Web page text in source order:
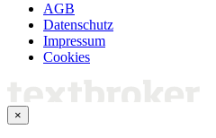
AGB
Datenschutz
Impressum
Cookies
×